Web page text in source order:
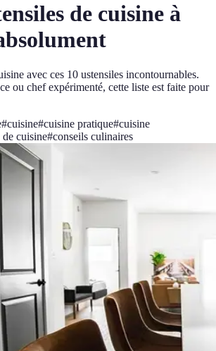
de cuisine à
avec ces 10 ustensiles incontournables.
ou chef expérimenté, cette liste est faite pour
#cuisine#cuisine pratique#cuisine
de cuisine#conseils culinaires